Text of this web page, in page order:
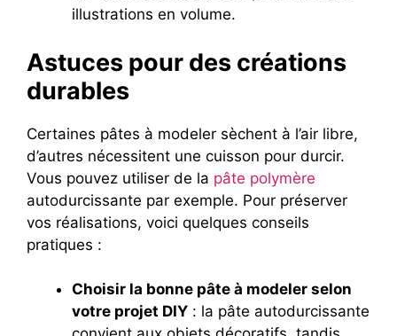
illustrations en volume.
Astuces pour des créations
durables
Certaines pâtes à modeler sèchent à l’air libre,
d’autres nécessitent une cuisson pour durcir.
Vous pouvez utiliser de la pâte polymère
autodurcissante par exemple. Pour préserver
vos réalisations, voici quelques conseils
pratiques :
Choisir la bonne pâte à modeler selon
votre projet DIY : la pâte autodurcissante